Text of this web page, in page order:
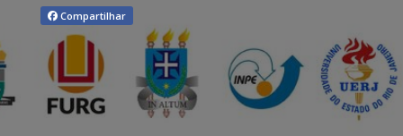
Compartilhar